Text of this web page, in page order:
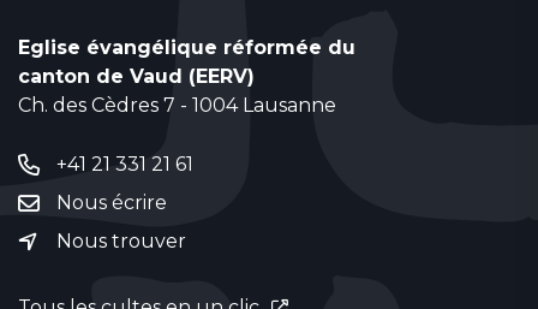
Eglise évangélique réformée du
canton de Vaud (EERV)
Ch. des Cèdres 7 - 1004 Lausanne
+41 21 331 21 61
Nous écrire
Nous trouver